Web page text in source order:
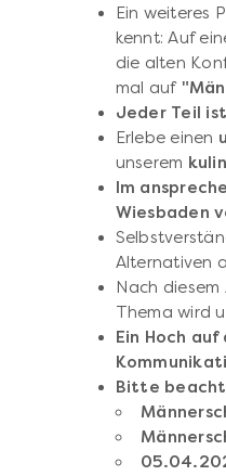
Ein weiteres
kennt: Auf
die alten
mal auf
Jeder Teil
Erlebe einen
unserem
Im
Wiesbaden
Alternativen
Nach
Thema wird
Ein Hoch
Bitte